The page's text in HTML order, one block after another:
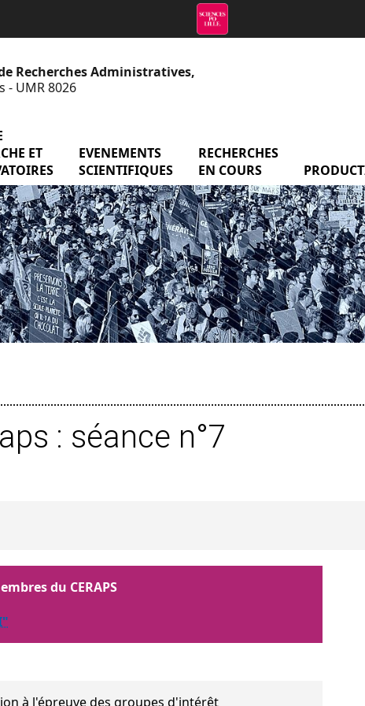
Recherches Administratives,
- UMR 8026
ET
EVENEMENTS
SCIENTIFIQUES
menu Evenements
RECHERCHES
EN COURS
: séance n°7
du CERAPS
à l'épreuve des groupes d'intérêt